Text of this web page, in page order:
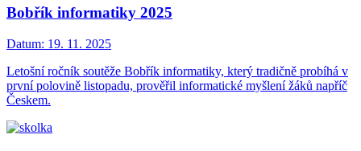
Bobřík informatiky 2025
Datum: 19. 11. 2025
Letošní ročník soutěže Bobřík informatiky, který tradičně probíhá v
první polovině listopadu, prověřil informatické myšlení žáků napříč
Českem.